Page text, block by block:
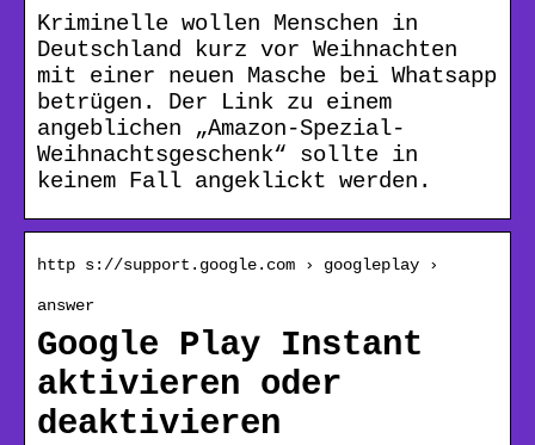
Kriminelle wollen Menschen in
Deutschland kurz vor Weihnachten
mit einer neuen Masche bei Whatsapp
betrügen. Der Link zu einem
angeblichen „Amazon-Spezial-
Weihnachtsgeschenk“ sollte in
keinem Fall angeklickt werden.
http s://support.google.com › googleplay ›
answer
Google Play Instant
aktivieren oder
deaktivieren